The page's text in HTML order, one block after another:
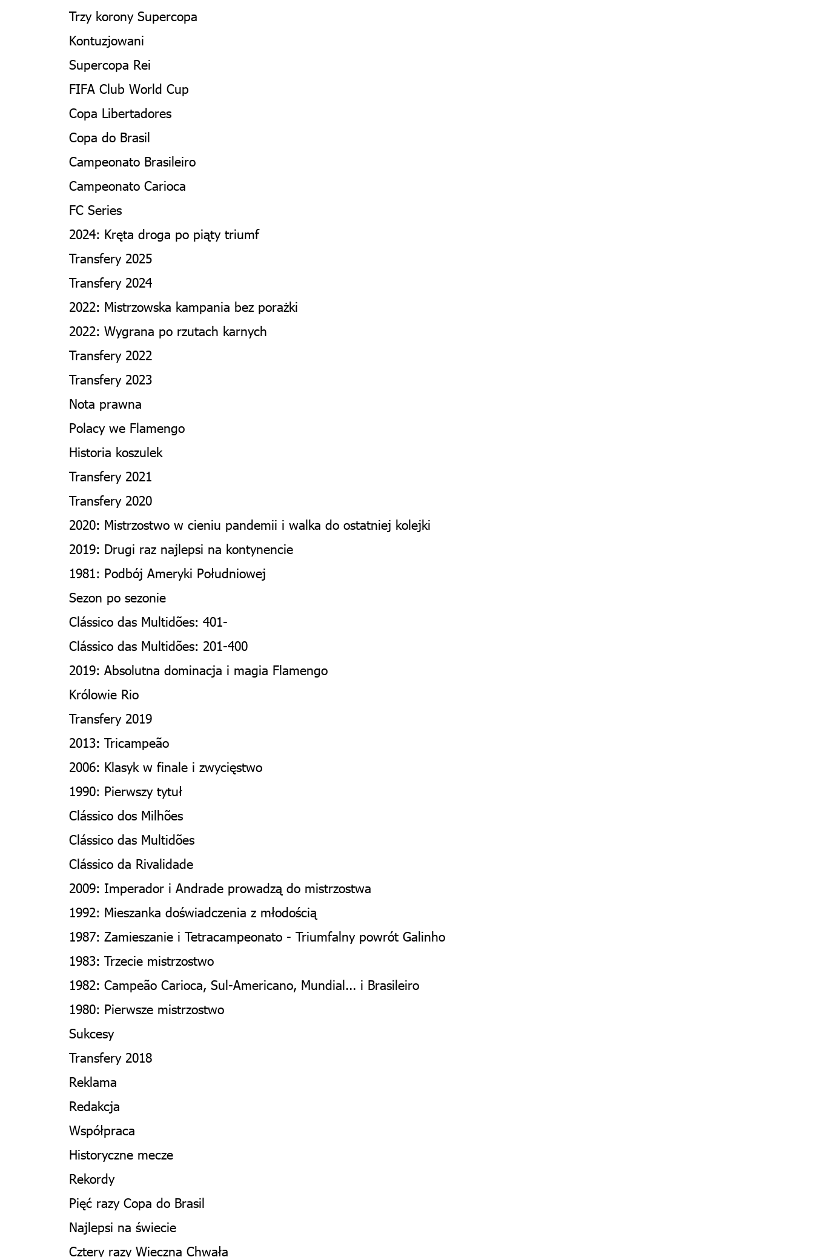
Trzy korony Supercopa
Kontuzjowani
Supercopa Rei
FIFA Club World Cup
Copa Libertadores
Copa do Brasil
Campeonato Brasileiro
Campeonato Carioca
FC Series
2024: Kręta droga po piąty triumf
Transfery 2025
Transfery 2024
2022: Mistrzowska kampania bez porażki
2022: Wygrana po rzutach karnych
Transfery 2022
Transfery 2023
Nota prawna
Polacy we Flamengo
Historia koszulek
Transfery 2021
Transfery 2020
2020: Mistrzostwo w cieniu pandemii i walka do ostatniej kolejki
2019: Drugi raz najlepsi na kontynencie
1981: Podbój Ameryki Południowej
Sezon po sezonie
Clássico das Multidões: 401-
Clássico das Multidões: 201-400
2019: Absolutna dominacja i magia Flamengo
Królowie Rio
Transfery 2019
2013: Tricampeão
2006: Klasyk w finale i zwycięstwo
1990: Pierwszy tytuł
Clássico dos Milhões
Clássico das Multidões
Clássico da Rivalidade
2009: Imperador i Andrade prowadzą do mistrzostwa
1992: Mieszanka doświadczenia z młodością
1987: Zamieszanie i Tetracampeonato - Triumfalny powrót Galinho
1983: Trzecie mistrzostwo
1982: Campeão Carioca, Sul-Americano, Mundial... i Brasileiro
1980: Pierwsze mistrzostwo
Sukcesy
Transfery 2018
Reklama
Redakcja
Współpraca
Historyczne mecze
Rekordy
Pięć razy Copa do Brasil
Najlepsi na świecie
Cztery razy Wieczna Chwała